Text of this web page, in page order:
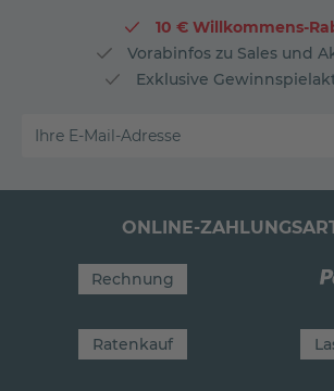
10 € Willkommens-
Vorabinfos zu Sales und
Exklusive
Ihre E-Mail-Adresse
ONLINE-
Rechnung
Ratenkauf